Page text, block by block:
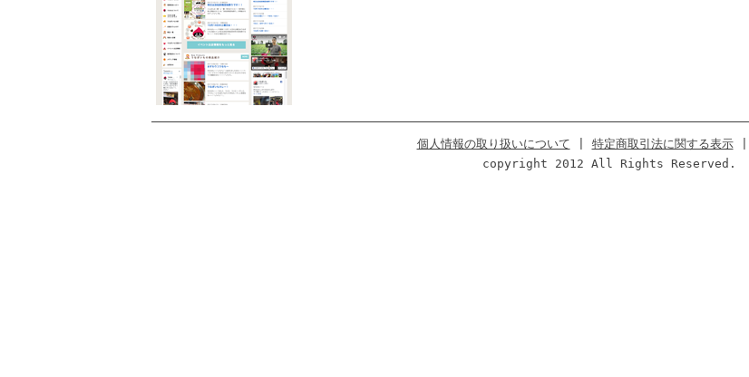
個人情報の取り扱いについて 特定商取引法に関する表示|
copyright 2012 All Rights Reserved.